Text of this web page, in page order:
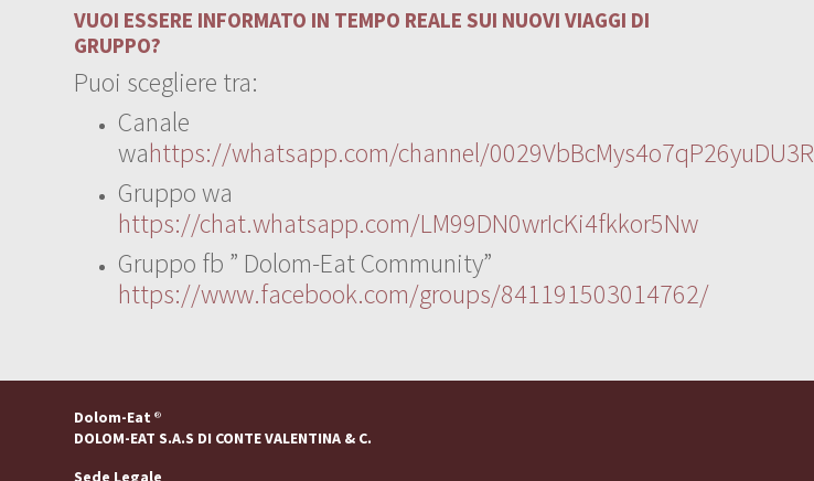
VUOI ESSERE INFORMATO IN TEMPO REALE SUI NUOVI VIAGGI DI
GRUPPO?
Puoi scegliere tra:
Canale
wahttps://whatsapp.com/channel/0029VbBcMys4o7qP26yuDU3R
Gruppo wa
https://chat.whatsapp.com/LM99DN0wrIcKi4fkkor5Nw
Gruppo fb ” Dolom-Eat Community”
https://www.facebook.com/groups/841191503014762/
Dolom-Eat ®
DOLOM-EAT S.A.S DI CONTE VALENTINA & C.
Sede Legale